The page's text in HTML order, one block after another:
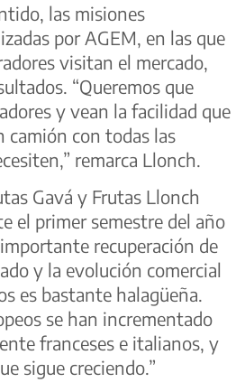
las misiones
por AGEM, en las que
visitan el mercado,
“Queremos que
y vean la facilidad que
camión con todas las
remarca Llonch.
Gavá y Frutas Llonch
el primer semestre del año
recuperación de
y la evolución comercial
es bastante halagüeña.
se han incrementado
franceses e italianos, y
sigue creciendo.”